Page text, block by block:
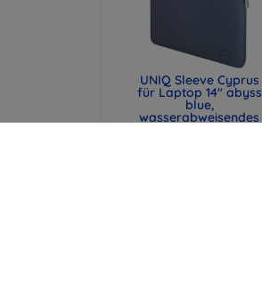
UNIQ Sleeve Cyprus
für Laptop 14" abyss
blue,
wasserabweisendes